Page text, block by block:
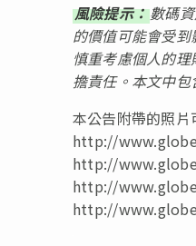
風險提示：數碼
的價值可能會受
慎重考慮個人的
擔責任。本文中
本公告附帶的照片
http://
http://
http://
http://